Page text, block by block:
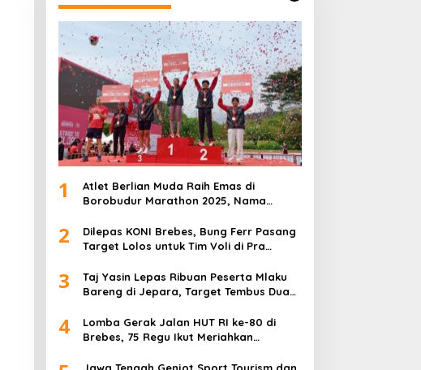
1
Atlet Berlian Muda Raih Emas di
Borobudur Marathon 2025, Nama
2
Dilepas KONI Brebes, Bung Ferr Pasang
Target Lolos untuk Tim Voli di Pra
3
Taj Yasin Lepas Ribuan Peserta Mlaku
Bareng di Jepara, Target Tembus Dua
4
Lomba Gerak Jalan HUT RI ke-80 di
Brebes, 75 Regu Ikut Meriahkan
Jawa Tengah Genjot Sport Tourism dan